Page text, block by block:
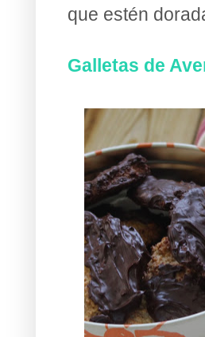
que estén
Galletas de